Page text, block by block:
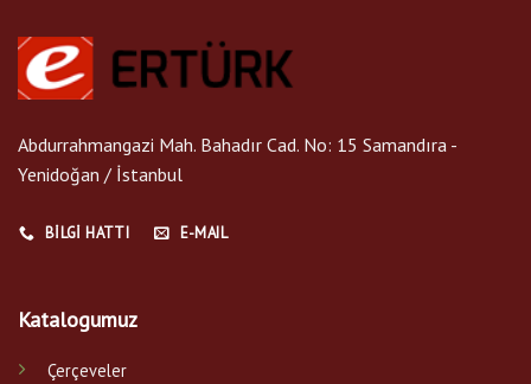
Abdurrahmangazi Mah. Bahadır Cad. No: 15 Samandıra -
Yenidoğan / İstanbul
BILGI HATTI E-MAIL
Katalogumuz
Çerçeveler